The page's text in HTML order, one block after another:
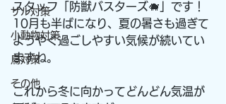
サル対策
小動物対策
鳥対策
その他
スタッフ「防獣バスターズ🐗」です！
10月も半ばになり、夏の暑さも過ぎて
ようやく過ごしやすい気候が続いてい
ますね。
これから冬に向かってどんどん気温が